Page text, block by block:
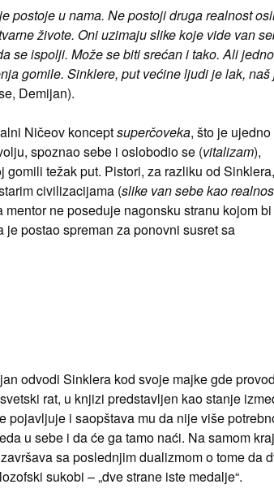
postoje u nama. Ne postoji druga realnost
živote. Oni uzimaju slike koje vide van
se ispolji. Može se biti srećan i tako. Ali
gomile. Sinklere, put većine ljudi je lak, naš
Demijan).
Ničeov konceptsuperčoveka, što je ujedno
spoznao sebe i oslobodio se (vitalizam),
težak put. Pistori, za razliku od Sinklera,
civilizacijama (slike van sebe kao
ne poseduje nagonsku stranu kojom bi
postao spreman za ponovni susret sa
odvodi Sinklera kod svoje majke gde
rat, u knjizi predstavljen kao stanje
pojavljuje i saopštava mu da nije više
u sebe i da će ga tamo naći. Na samom
sa poslednjim dualizmom o tome da
sukobi – „dve strane iste medalje“.